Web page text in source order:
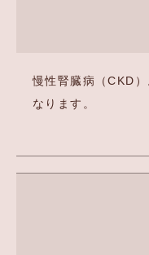
慢性腎臓病（CKD
なります。